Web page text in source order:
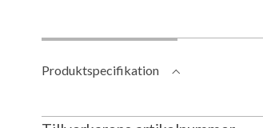
Produktspecifikation